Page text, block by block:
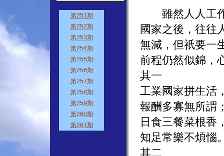
雖然人人工作
國家之後，往往
無減，但祇要一
前程仍然似錦，
其一
工業國家拼生活
報酬多寡無所謂
日食三餐菜根香
知足常樂不煩惱
其二